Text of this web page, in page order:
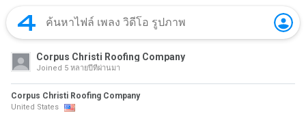
Corpus Christi Roofing Company
Joined 5 หลายปีที่ผ่านมา
Corpus Christi Roofing Company
United States